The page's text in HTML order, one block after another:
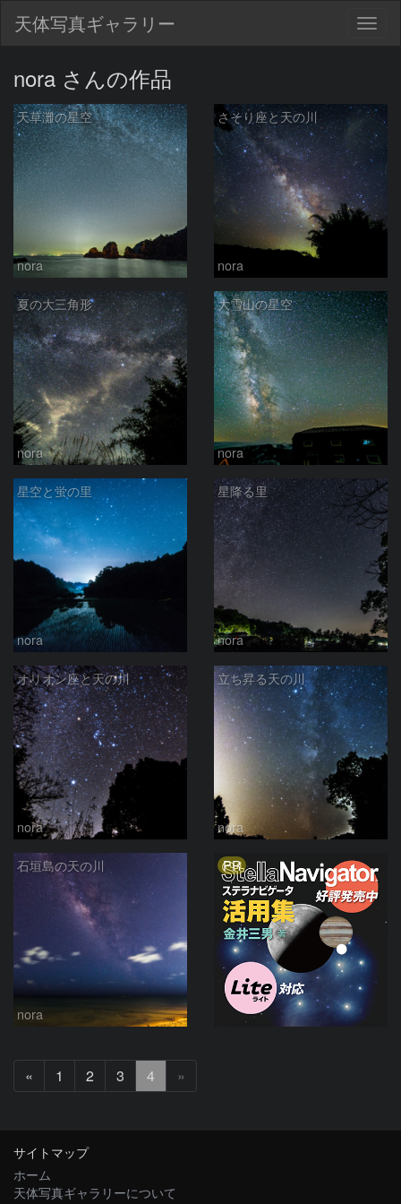
天体写真ギャラリー
nora さんの作品
天草灘の星空
nora
さそり座と天の川
nora
夏の大三角形
nora
大雪山の星空
nora
星空と蛍の里
nora
星降る里
nora
オリオン座と天の川
nora
立ち昇る天の川
nora
石垣島の天の川
nora
PR
«
へ
1 2 3 4 »
サイトマップ
ホーム
天体写真ギャラリーについて